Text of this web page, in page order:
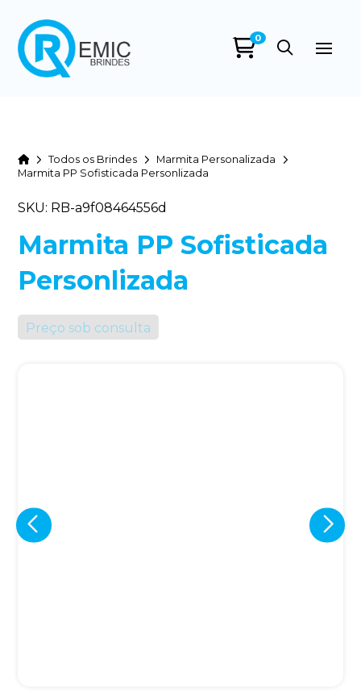
0
HomeTodos os Brindes
Marmita Personalizada
Marmita PP Sofisticada Personlizada
SKU: RB-a9f08464556d
Marmita PP Sofisticada
Personlizada
Preço sob consulta